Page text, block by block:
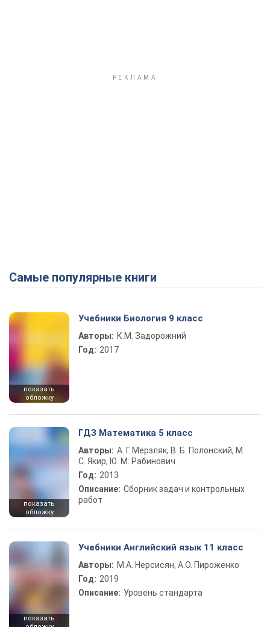
Самые популярные книги
показать
обложку
Учебники Биология 9 класс
Авторы: К.М. Задорожний
Год: 2017
показать
обложку
ГДЗ Математика 5 класс
Авторы: А. Г. Мерзляк, В. Б. Полонский, М.
С. Якир, Ю. М. Рабинович
Год: 2013
Описание: Сборник задач и контрольных
работ
показать
Учебники Английский язык 11 класс
Авторы: М.А. Нерсисян, А.О. Пироженко
Год: 2019
Описание: Уровень стандарта